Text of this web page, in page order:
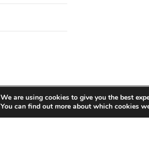
We are using cookies to give you the best
You can find out more about which cookies